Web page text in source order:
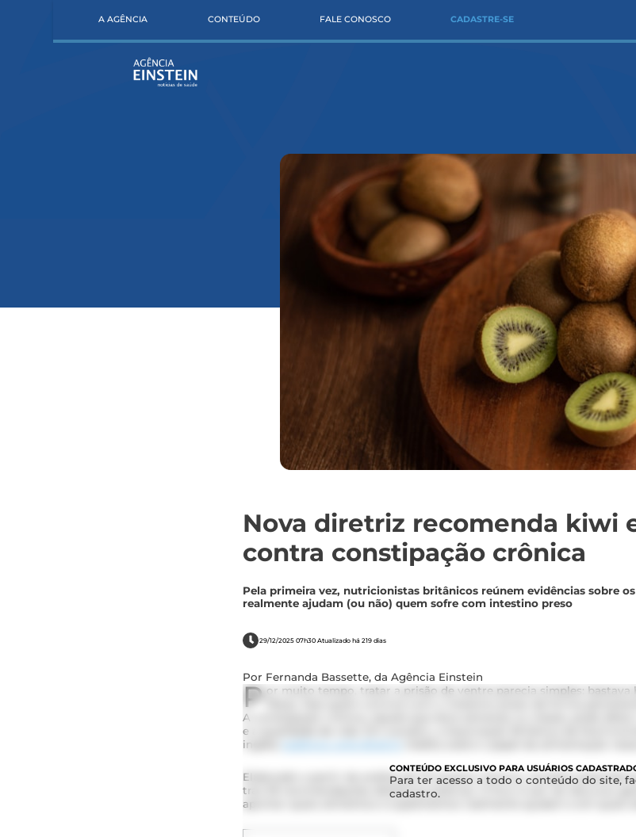
A AGÊNCIA CONTEÚDO FALE CONOSCO CADASTRE-SE
Nova diretriz recomenda kiwi
contra constipação crônica
Pela primeira vez, nutricionistas britânicos reúnem evidências sobre
realmente ajudam (ou não) quem sofre com intestino preso
29/12/2025 07h30 Atualizado há 219 dias
Por Fernanda Bassette, da Agência Einstein
P or muito tempo, tratar a prisão de ventre parecia simples: bastava
fibras. Mas quem convive com o intestino preso de forma
A constipação crônica, aquela que dura semanas ou meses, pode
e a qualidade de vida. Em outubro, a Associação Britânica de
inglês)
Elaborado a partir da análise de 75 ensaios clínicos, revisões
traz 59 recomendações dietéticas práticas. O foco é sair do discurso
apontar quais alimentos e suplementos realmente ajudam e em quais
CONTEÚDO EXCLUSIVO PARA USUÁRIOS
Para ter acesso a todo o conteúdo do site,
cadastro.